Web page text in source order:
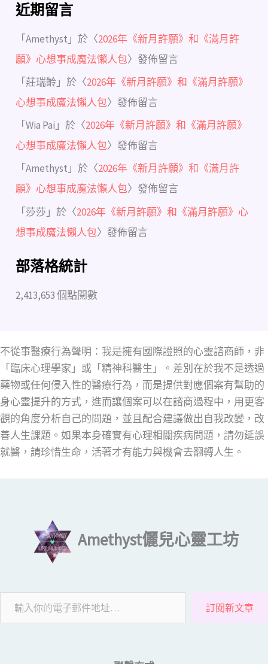
近期留言
「Amethyst 」於〈2026年《新月許願》和《滿月許
願》心想事成魔法懶人包〉發佈留言
「莊瑞齡 」於〈2026年《新月許願》和《滿月許願》
心想事成魔法懶人包〉發佈留言
「Wia Pai 」於〈2026年《新月許願》和《滿月許願》
心想事成魔法懶人包〉發佈留言
「Amethyst 」於〈2026年《新月許願》和《滿月許
願》心想事成魔法懶人包〉發佈留言
「 莎莎 」於〈2026年《新月許願》和《滿月許願》心
想事成魔法懶人包〉發佈留言
部落格統計
2,413,653 個點閱數
不從事醫療行為聲明：我是擁有國際證照的心靈諮商師，非
「臨床心理學家」或「精神科醫生」。差別在於我不是透過
藥物或任何侵入性的醫療行為，而是提供對應個案有幫助的
身心靈提升的方式，進而讓個案可以在諮商過程中，用更客
觀的角度分析自己的問題，並且配合建議做出自我改變，改
善人生課題。如果本身確實有心理相關疾病問題，請勿延誤
就醫，請珍惜生命，活著才有能力與機會去翻轉人生。
Amethyst儷兒心靈工坊
訂閱新文章